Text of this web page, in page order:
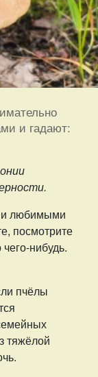
и гадают:
и любимыми
посмотрите
нибудь.
пчёлы
тяжёлой